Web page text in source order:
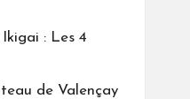
Ikigai : Les 4
de Valençay